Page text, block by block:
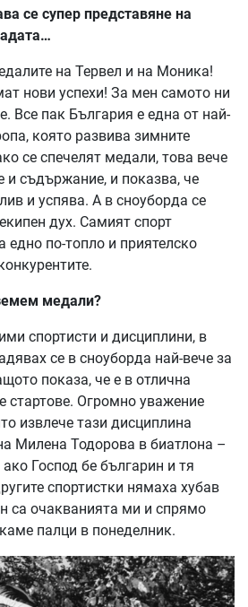
се супер представяне на
на Тервел и на Моника!
нови успехи! За мен самото ни
Все пак България е една от най-
която развива зимните
се спечелят медали, това вече
и съдържание, и показва, че
и успява. А в сноуборда се
дух. Самият спорт
едно по-топло и приятелско
медали?
спортисти и дисциплини, в
се в сноуборда най-вече за
показа, че е в отлична
стартове. Огромно уважение
извлече тази дисциплина
Милена Тодорова в биатлона –
Господ бе българин и тя
спортистки нямаха хубав
са очакванията ми и спрямо
палци в понеделник.